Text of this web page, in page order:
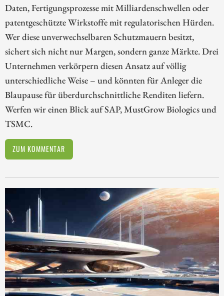
Daten, Fertigungsprozesse mit Milliardenschwellen oder
patentgeschützte Wirkstoffe mit regulatorischen Hürden.
Wer diese unverwechselbaren Schutzmauern besitzt,
sichert sich nicht nur Margen, sondern ganze Märkte. Drei
Unternehmen verkörpern diesen Ansatz auf völlig
unterschiedliche Weise – und könnten für Anleger die
Blaupause für überdurchschnittliche Renditen liefern.
Werfen wir einen Blick auf SAP, MustGrow Biologics und
TSMC.
ZUM KOMMENTAR